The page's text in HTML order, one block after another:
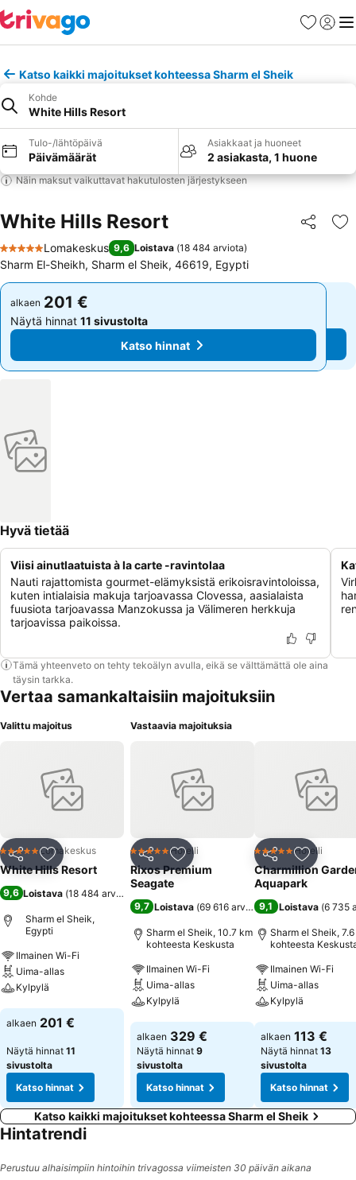
Suosikit
Katso kaikki majoitukset kohteessa Sharm el Sheik
Kohde
White Hills Resort
Tulo-/lähtöpäivä
Päivämäärät
Asiakkaat ja huoneet
2 asiakasta, 1 huone
Näin maksut vaikuttavat hakutulosten järjestykseen
White Hills Resort Jaa
5 Tähtiluokitus
Lomakeskus 9,6 Loistava (18 484 arviota)
Sharm El-Sheikh, Sharm el Sheik, 46619, Egypti
alkaen 201 €
Näytä hinnat 11 sivustolta
Katso hinnat
alkaen 201 €
Näytä hinnat 11 sivustolta
Katso hinnat
Hyvä tietää
Viisi ainutlaatuista à la carte -ravintolaa
Nauti rajattomista gourmet-elämyksistä erikoisravintoloissa,
kuten intialaisia makuja tarjoavassa Clovessa, aasialaista
fuusiota tarjoavassa Manzokussa ja Välimeren herkkuja
tarjoavissa paikoissa.
Tämä yhteenveto on tehty tekoälyn avulla, eikä se välttämättä ole aina
täysin tarkka.
Vertaa samankaltaisiin majoituksiin
Valittu majoitus
Jaa Lisää suosikkeihin
5 TähtiluokitusLomakeskus
White Hills Resort
9,6 Loistava (18 484 arviota
Sharm el Sheik,
Egypti
Ilmainen Wi-Fi
Uima-allas
Kylpylä
Katso hinnat
alkaen 201 €
Näytä hinnat 11
sivustolta
Katso hinnat
Vastaavia majoituksia
Jaa Lisää suosikkeihin
5 Tähtiluokitus
Hotelli
Rixos Premium
Seagate
9,7 Loistava (69 616 arviota)
Sharm el Sheik, 10.7 km
kohteesta Keskusta
Ilmainen Wi-Fi
Uima-allas
Kylpylä
Katso hinnat
alkaen 329 €
Näytä hinnat 9
sivustolta
Katso hinnat
Jaa Lisää
5 Tähtiluokitus
Hotelli
Charmillion
Aquapark
9,1 Loistava (6 735
Sharm el Sheik,
kohteesta
Ilmainen Wi-Fi
Uima-allas
Kylpylä
Katso hinnat
alkaen 113 €
Näytä hinnat 13
sivustolta
Katso hinnat
Katso kaikki majoitukset kohteessa Sharm el Sheik
Hintatrendi
Perustuu alhaisimpiin hintoihin trivagossa viimeisten 30 päivän aikana